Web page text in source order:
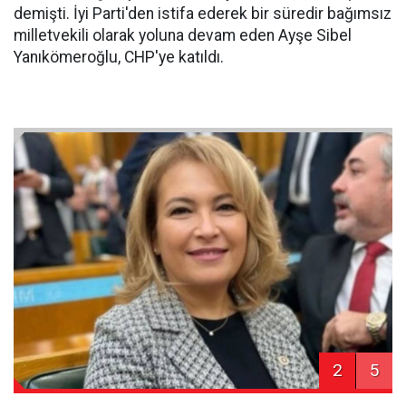
demişti. İyi Parti'den istifa ederek bir süredir bağımsız
milletvekili olarak yoluna devam eden Ayşe Sibel
Yanıkömeroğlu, CHP'ye katıldı.
2 5